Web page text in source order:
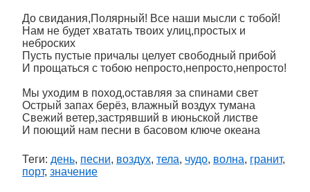
До свидания,Полярный! Все наши мысли с тобой!
Нам не будет хватать твоих улиц,простых и
неброских
Пусть пустые причалы целует свободный прибой
И прощаться с тобою непросто,непросто,непросто!
Мы уходим в поход,оставляя за спинами свет
Острый запах берёз, влажный воздух тумана
Свежий ветер,застрявший в июньской листве
И поющий нам песни в басовом ключе океана
Теги: день, песни, воздух, тела, чудо, волна, гранит,
порт, значение